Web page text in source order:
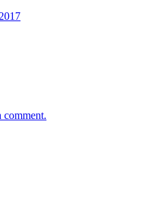
comment.